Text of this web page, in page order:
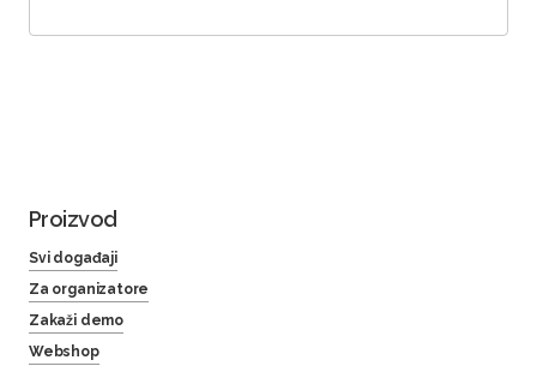
Proizvod
Svi događaji
Za organizatore
Zakaži demo
Webshop